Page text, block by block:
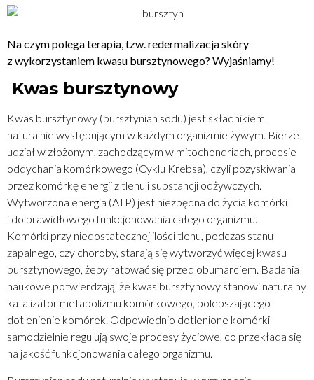
Na czym polega terapia, tzw. redermalizacja skóry
z wykorzystaniem kwasu bursztynowego? Wyjaśniamy!
Kwas bursztynowy
Kwas bursztynowy (bursztynian sodu) jest składnikiem
naturalnie występującym w każdym organizmie żywym. Bierze
udział w złożonym, zachodzącym w mitochondriach, procesie
oddychania komórkowego (Cyklu Krebsa), czyli pozyskiwania
przez komórkę energii z tlenu i substancji odżywczych.
Wytworzona energia (ATP) jest niezbędna do życia komórki
i do prawidłowego funkcjonowania całego organizmu.
Komórki przy niedostatecznej ilości tlenu, podczas stanu
zapalnego, czy choroby, starają się wytworzyć więcej kwasu
bursztynowego, żeby ratować się przed obumarciem. Badania
naukowe potwierdzają, że kwas bursztynowy stanowi naturalny
katalizator metabolizmu komórkowego, polepszającego
dotlenienie komórek. Odpowiednio dotlenione komórki
samodzielnie regulują swoje procesy życiowe, co przekłada się
na jakość funkcjonowania całego organizmu.